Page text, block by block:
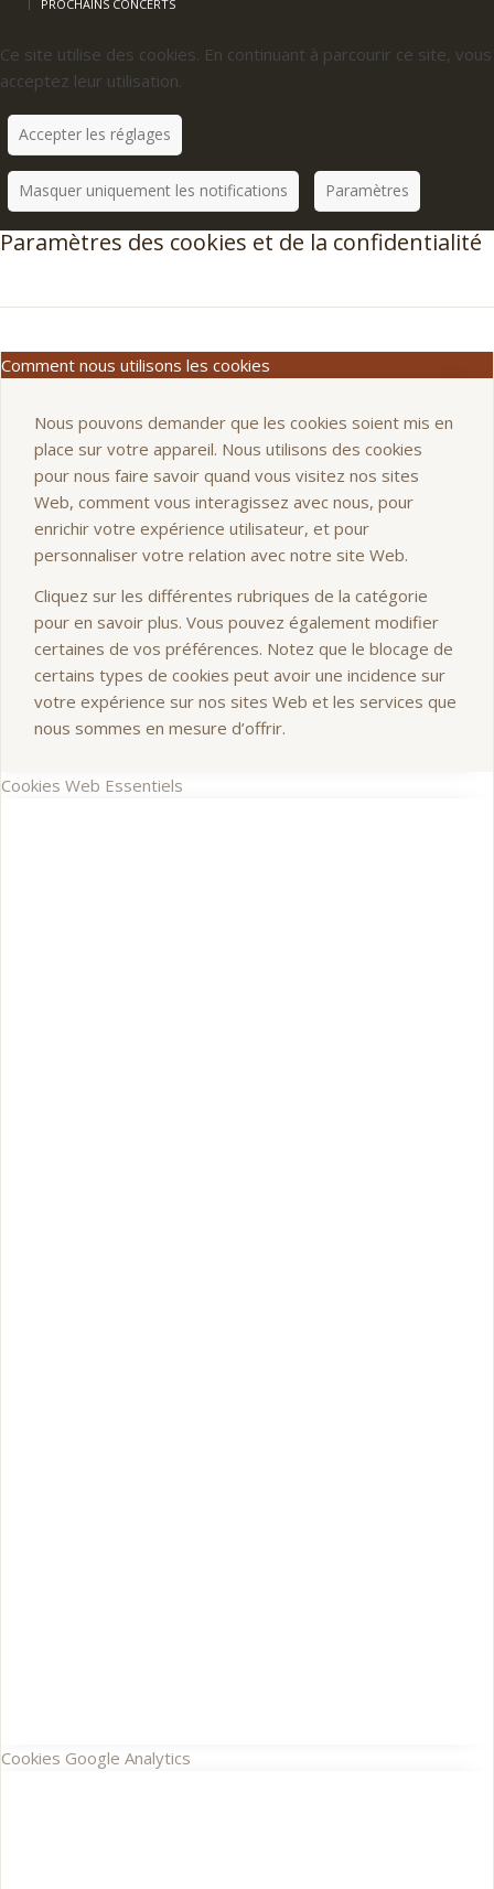
PROCHAINS CONCERTS
Ce site utilise des cookies. En continuant à parcourir ce site, vous
acceptez leur utilisation.
Accepter les réglages
Masquer uniquement les notifications Paramètres
Paramètres des cookies et de la confidentialité
Comment nous utilisons les cookies
Nous pouvons demander que les cookies soient mis en
place sur votre appareil. Nous utilisons des cookies
pour nous faire savoir quand vous visitez nos sites
Web, comment vous interagissez avec nous, pour
enrichir votre expérience utilisateur, et pour
personnaliser votre relation avec notre site Web.
Cliquez sur les différentes rubriques de la catégorie
pour en savoir plus. Vous pouvez également modifier
certaines de vos préférences. Notez que le blocage de
certains types de cookies peut avoir une incidence sur
votre expérience sur nos sites Web et les services que
nous sommes en mesure d’offrir.
Cookies Web Essentiels
Cookies Google Analytics